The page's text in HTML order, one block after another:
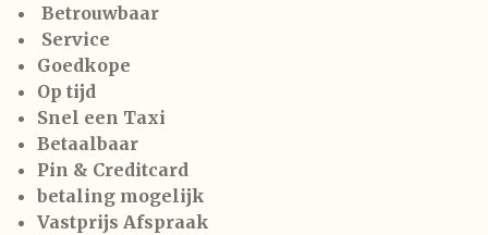
Betrouwbaar
Service
Goedkope
Op tijd
Snel een Taxi
Betaalbaar
Pin & Creditcard
betaling mogelijk
Vastprijs Afspraak